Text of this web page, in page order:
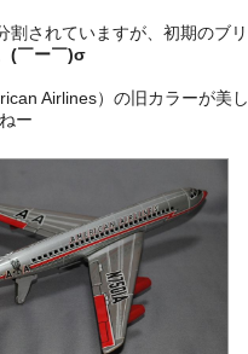
割されていますが、初期のブリ
(￣ー￣)σ
Airlines）の旧カラーが美し
ー